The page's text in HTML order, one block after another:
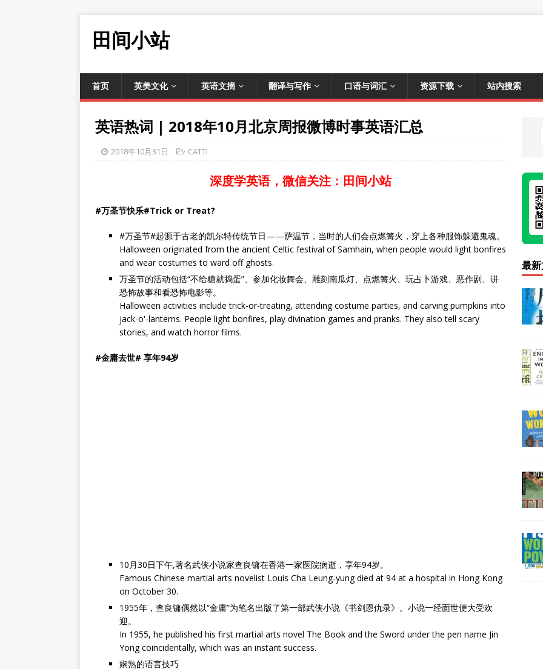
田间小站
首页 英美文化 英语文摘 翻译与写作 口语与词汇 资源下载 站内搜索
英语热词 | 2018年10月北京周报微博时事英语汇总
2018年10月31日 CATTI
深度学英语，微信关注：田间小站
#万圣节快乐#Trick or Treat?
#万圣节#起源于古老的凯尔特传统节日——萨温节，当时的人们会点燃篝火，穿上各种服饰躲避鬼魂。
Halloween originated from the ancient Celtic festival of Samhain, when people would light bonfires
and wear costumes to ward off ghosts.
万圣节的活动包括“不给糖就捣蛋”、参加化妆舞会、雕刻南瓜灯、点燃篝火、玩占卜游戏、恶作剧、讲
恐怖故事和看恐怖电影等。
Halloween activities include trick-or-treating, attending costume parties, and carving pumpkins into
jack-o'-lanterns. People light bonfires, play divination games and pranks. They also tell scary
stories, and watch horror films.
#金庸去世# 享年94岁
10月30日下午,著名武侠小说家查良镛在香港一家医院病逝，享年94岁。
Famous Chinese martial arts novelist Louis Cha Leung-yung died at 94 at a hospital in Hong Kong
on October 30.
1955年，查良镛偶然以“金庸”为笔名出版了第一部武侠小说《书剑恩仇录》。小说一经面世便大受欢
迎。
In 1955, he published his first martial arts novel The Book and the Sword under the pen name Jin
Yong coincidentally, which was an instant success.
娴熟的语言技巧
最